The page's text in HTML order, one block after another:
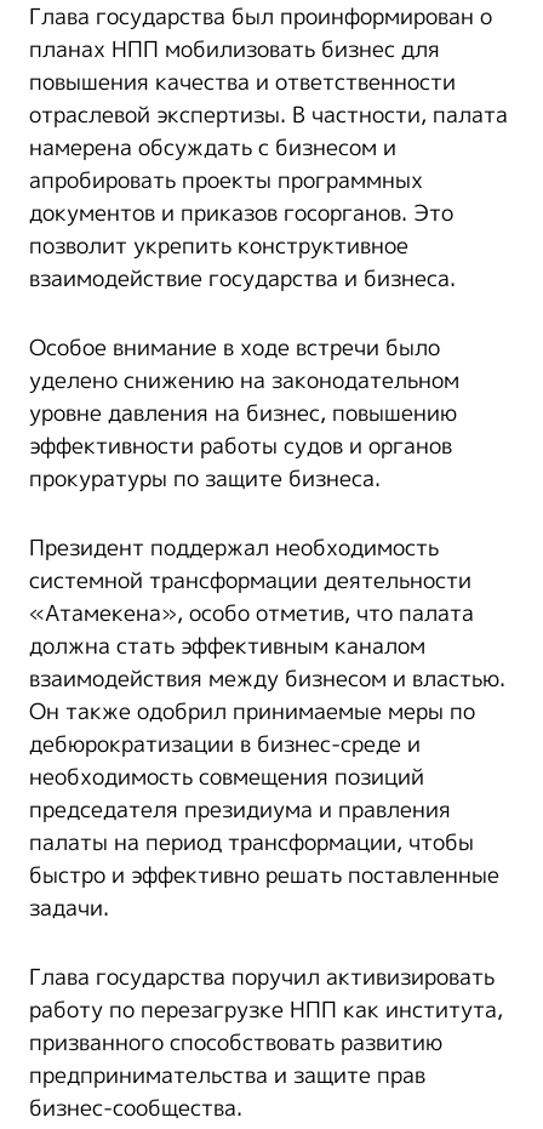
Глава государства был проинформирован о
планах НПП мобилизовать бизнес для
повышения качества и ответственности
отраслевой экспертизы. В частности, палата
намерена обсуждать с бизнесом и
апробировать проекты программных
документов и приказов госорганов. Это
позволит укрепить конструктивное
взаимодействие государства и бизнеса.
Особое внимание в ходе встречи было
уделено снижению на законодательном
уровне давления на бизнес, повышению
эффективности работы судов и органов
прокуратуры по защите бизнеса.
Президент поддержал необходимость
системной трансформации деятельности
«Атамекена», особо отметив, что палата
должна стать эффективным каналом
взаимодействия между бизнесом и властью.
Он также одобрил принимаемые меры по
дебюрократизации в бизнес-среде и
необходимость совмещения позиций
председателя президиума и правления
палаты на период трансформации, чтобы
быстро и эффективно решать поставленные
задачи.
Глава государства поручил активизировать
работу по перезагрузке НПП как института,
призванного способствовать развитию
предпринимательства и защите прав
бизнес-сообщества.